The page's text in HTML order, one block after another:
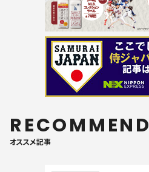
RECOMMEND
オススメ記事